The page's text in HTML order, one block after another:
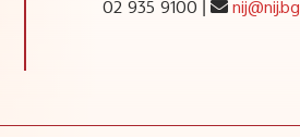
02 935 9100 nij@nij.bg